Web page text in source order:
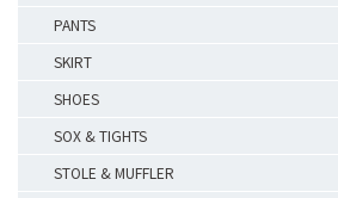
PANTS
SKIRT
SHOES
SOX & TIGHTS
STOLE & MUFFLER